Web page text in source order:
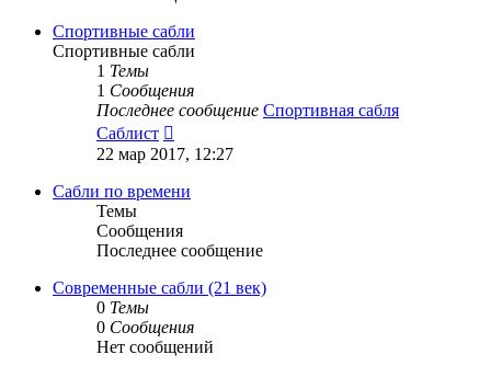
Спортивные сабли
Спортивные сабли
1 Темы
1 Сообщения
Последнее сообщение Спортивная сабля
Саблист
к
последнему
сообщению
22 мар 2017, 12:27
Сабли по времени
Темы
Сообщения
Последнее сообщение
Современные сабли (21 век)
0 Темы
0 Сообщения
Нет сообщений